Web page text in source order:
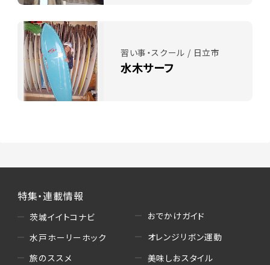
習い事・スクール / 日立市
水木サーフ
特集・連載情報
茨城イイトコナビ
水戸ホーリーホック
旅のススメ
おでかけガイド
オレンジリボン運動
美味しおスタイル